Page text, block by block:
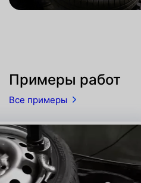
Примеры работ
Все примеры